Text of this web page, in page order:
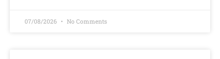
07/08/2026 No Comments